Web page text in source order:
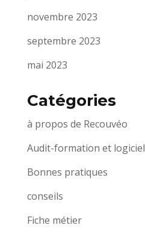
novembre 2023
septembre 2023
mai 2023
Catégories
à propos de Recouvéo
Audit-formation et logiciel
Bonnes pratiques
conseils
Fiche métier